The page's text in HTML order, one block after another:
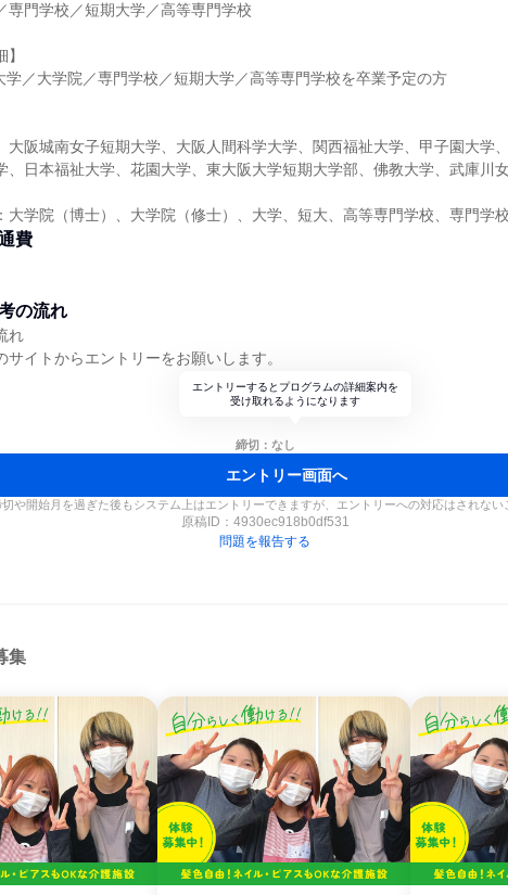
専門学校／短期大学／高等専門学校
学／大学院／専門学校／短期大学／高等専門学校を卒業予定の方
大阪城南女子短期大学、大阪人間科学大学、関西福祉大学、甲子園大学
、日本福祉大学、花園大学、東大阪大学短期大学部、佛教大学、武庫川
大学院（博士）、大学院（修士）、大学、短大、高等専門学校、専門学校
費
の流れ
れ
サイトからエントリーをお願いします。
エントリーするとプログラムの詳細案内を
受け取れるようになります
締切：なし
エントリー画面へ
切や開始月を過ぎた後もシステム上はエントリーできますが、エントリーへの対応はされない
原稿ID： 4930ec918b0df531
問題を報告する
集